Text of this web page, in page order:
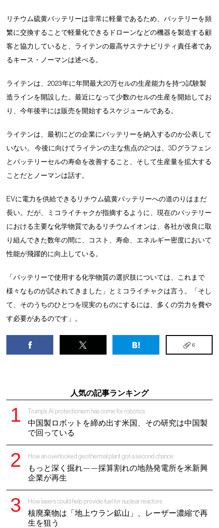
リチウム硫黄バッテリーは非常に軽量であるため、バッテリーを頻
繁に交換することで軽量化できるドローンなどの機器を製造する顧
客と協力していると、ライテンの最高サステナビリティ責任者であ
るキース・ノーマンは述べる。
ライテンは、2023年に年間最大20万セルの生産能力を持つ試験製
造ラインを開設した。最近になって少数のセルの生産を開始してお
り、今年後半には販売を開始するスケジュールである。
ライテンは、最初にどの企業にバッテリーを納入するのか公表して
いない。 今後に向けてライテンの主な焦点の2つは、3Dグラフェン
とバッテリーセルの寿命を改善すること、そして生産量を拡大する
ことだとノーマンは話す。
EVに電力を供給できるリチウム硫黄バッテリーへの道のりはまだ
長い。だが、ミコライチャクが指摘するように、現在のバッテリー
における主要な化学物質であるリチウムイオンは、各社が改良に取
り組んできた数年の間に、コスト、寿命、エネルギー密度において
性能が飛躍的に向上している。
「バッテリーで使用する化学物質の選択肢については、これまで
様々なものが試されてきました」とミコライチャクは言う。「そし
て、そのうちのひとつを現実のものにするには、多くの労力を費や
す必要があるのです」。
6
人気の記事ランキング
Trump’s AI protectionism has come for robotics
中国製ロボットを締め出す米国、その研究は中国製
で回っている
How an overlooked geothermal plant got a second chance
もっと深く掘れ——採算割れの地熱発電所を米新興
企業が再生
How lasers could help provide fuel for nuclear reactors
核廃棄物は「地上ウラン鉱山」、レーザー濃縮で再
生を狙う